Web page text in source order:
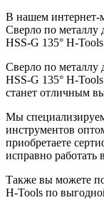
В нашем интернет-
Сверло по металлу
HSS-G 135° H-
Сверло по металлу
HSS-G 135° H-
станет отличным
Мы
инструментов
приобретаете
исправно работать
Также вы можете
H-Tools по